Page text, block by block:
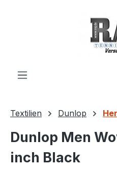
Textilien Dunlop
Dunlop Men
inch Black